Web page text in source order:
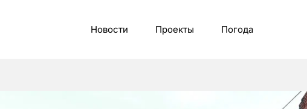
Новости Проекты Погода